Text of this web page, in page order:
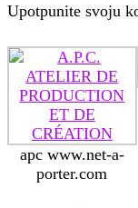
Upotpunite svoju
apc www.net-a-
porter.com